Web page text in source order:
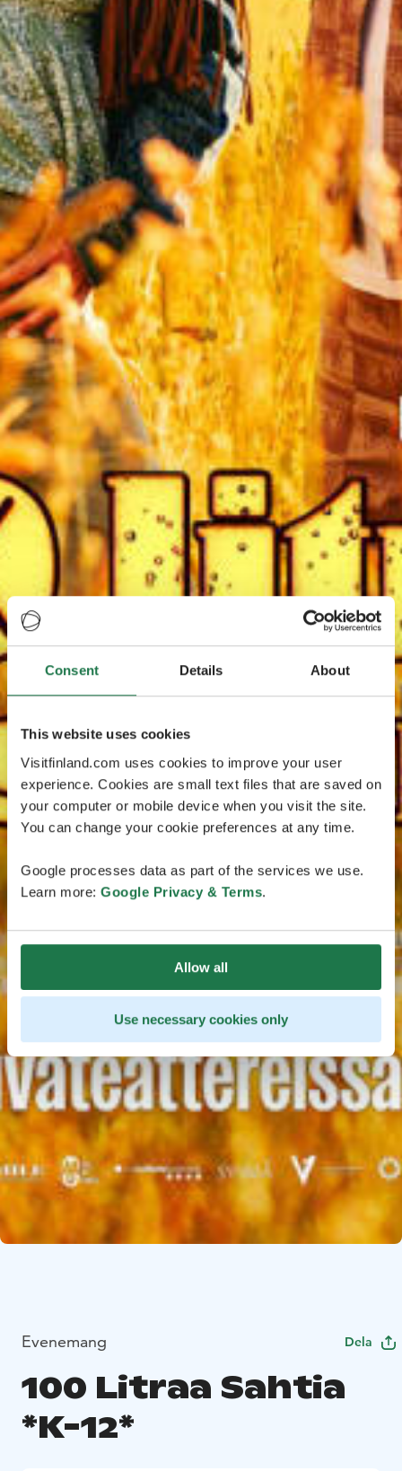
Consent Details About
This website uses cookies
Visitfinland.com uses cookies to improve your user
experience. Cookies are small text files that are saved on
your computer or mobile device when you visit the site.
You can change your cookie preferences at any time.
Google processes data as part of the services we use.
Learn more: Google Privacy & Terms.
Allow all
Use necessary cookies only
Evenemang Dela
100 Litraa Sahtia
*K-12*